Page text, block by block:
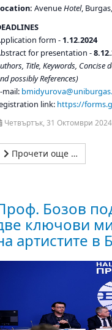
AvenueHotel,
form - 1.12.2024
for presentation -
Title, Keywords, Concise
possibly References)
mail:
link: https://
Четвъртък, 31 Октомври
Прочети още …
Бозов
ключови
артистите в